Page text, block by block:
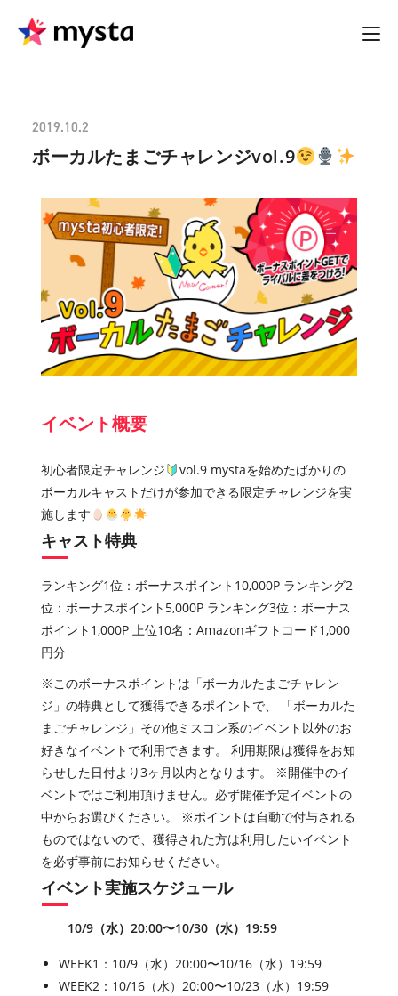
2019.10.2
ボーカルたまごチャレンジvol.9
イベント概要
初心者限定チャレンジ
vol.9 mystaを始めたばかりの
ボーカルキャストだけが参加できる限定チャレンジを実
施します
キャスト特典
ランキング1位：ボーナスポイント 10,000P ランキング2
位：ボーナスポイント 5,000P ランキング3位：ボーナス
ポイント 1,000P 上位10名：Amazonギフトコード1,000
円分
※このボーナスポイントは「ボーカルたまごチャレン
ジ」の特典として獲得できるポイントで、 「ボーカルた
まごチャレンジ」その他ミスコン系のイベント以外のお
好きなイベントで利用できます。 利用期限は獲得をお知
らせした日付より3ヶ月以内となります。 ※開催中のイ
ベントではご利用頂けません。必ず開催予定イベントの
中からお選びください。 ※ポイントは自動で付与される
ものではないので、獲得された方は利用したいイベント
を必ず事前にお知らせください。
イベント実施スケジュール
10/9（水）20:00〜10/30（水）19:59
WEEK1：10/9（水）20:00〜10/16（水）19:59
WEEK2：10/16（水）20:00〜10/23（水）19:59